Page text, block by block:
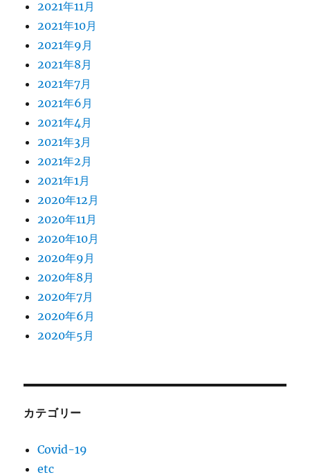
2021年11月
2021年10月
2021年9月
2021年8月
2021年7月
2021年6月
2021年4月
2021年3月
2021年2月
2021年1月
2020年12月
2020年11月
2020年10月
2020年9月
2020年8月
2020年7月
2020年6月
2020年5月
カテゴリー
Covid-19
etc